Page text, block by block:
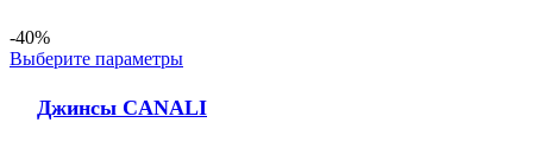
-40%
Выберите параметры
Джинсы CANALI